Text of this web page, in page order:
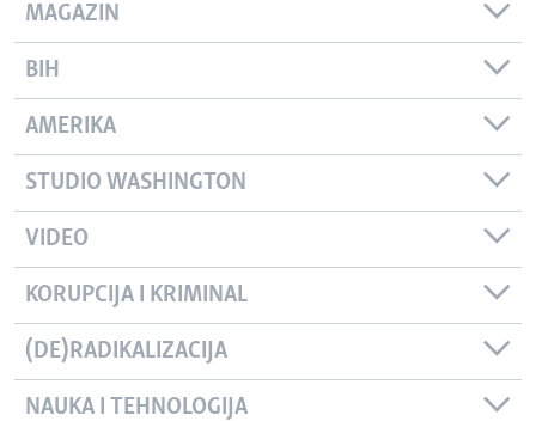
MAGAZIN
BIH
AMERIKA
STUDIO WASHINGTON
VIDEO
KORUPCIJA I KRIMINAL
(DE)RADIKALIZACIJA
NAUKA I TEHNOLOGIJA